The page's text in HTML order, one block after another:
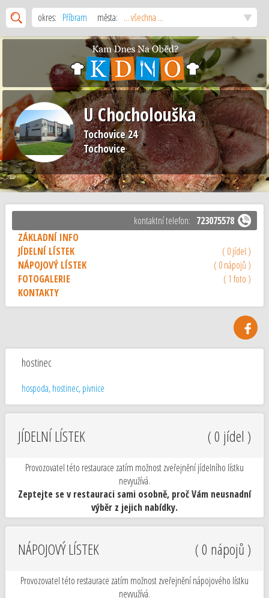
okres: Příbram města: ... všechna ...
U Chocholouška
Tochovice 24
Tochovice
kontaktní telefon: 723075578
ZÁKLADNÍ INFO
JÍDELNÍ LÍSTEK
( 0 jídel )
NÁPOJOVÝ LÍSTEK
( 0 nápojů )
FOTOGALERIE
( 1 foto )
KONTAKTY
hostinec
hospoda, hostinec, pivnice
JÍDELNÍ LÍSTEK ( 0 jídel )
Provozovatel této restaurace zatím možnost zveřejnění jídelního lístku
nevyužívá.
Zeptejte se v restauraci sami osobně, proč Vám neusnadní
výběr z jejich nabídky.
NÁPOJOVÝ LÍSTEK ( 0 nápojů )
Provozovatel této restaurace zatím možnost zveřejnění nápojového lístku
nevyužívá.